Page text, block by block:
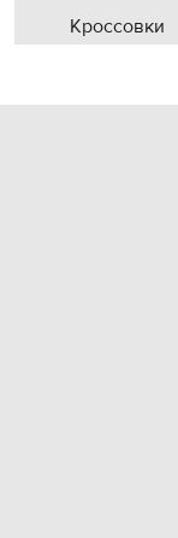
Кроссовки